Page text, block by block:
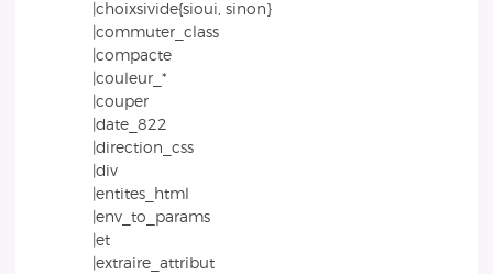
|choixsivide{sioui, sinon}
|commuter_class
|compacte
|couleur_*
|couper
|date_822
|direction_css
|div
|entites_html
|env_to_params
|et
|extraire_attribut